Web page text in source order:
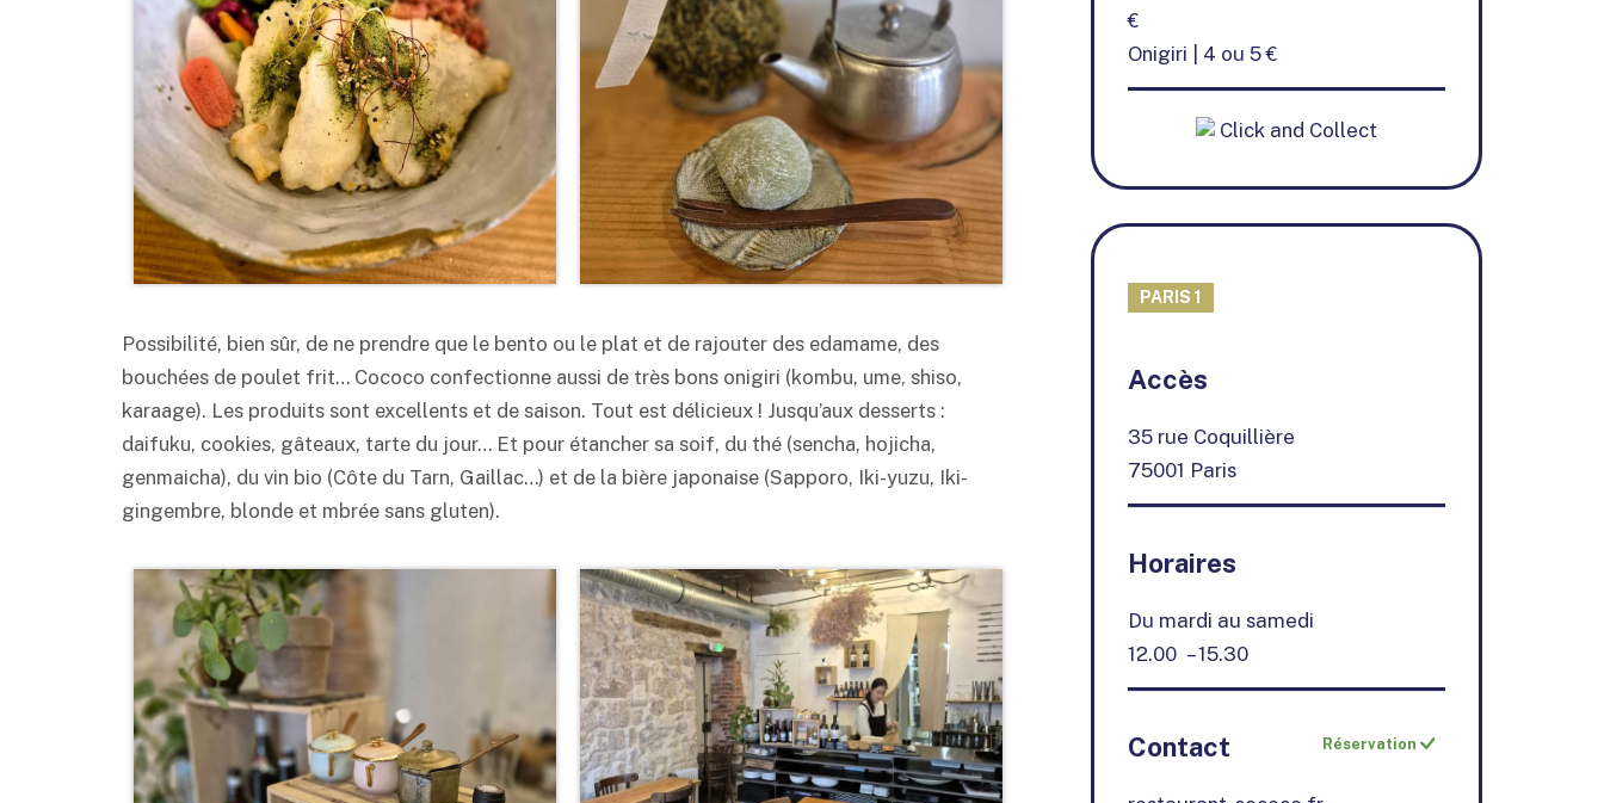
Possibilité, bien sûr, de ne prendre que le bento ou le plat et de rajouter des edamame, des
bouchées de poulet frit… Cococo confectionne aussi de très bons onigiri (kombu, ume, shiso,
karaage). Les produits sont excellents et de saison. Tout est délicieux ! Jusqu’aux desserts :
daifuku, cookies, gâteaux, tarte du jour… Et pour étancher sa soif, du thé (sencha, hojicha,
genmaicha), du vin bio (Côte du Tarn, Gaillac…) et de la bière japonaise (Sapporo, Iki-yuzu, Iki-
gingembre, blonde et mbrée sans gluten).
€
Onigiri | 4 ou 5 €
Click and Collect
PARIS 1
−
Accès
35 rue Coquillière
75001 Paris
Horaires
Du mardi au samedi
12.00 – 15.30
Contact Réservation